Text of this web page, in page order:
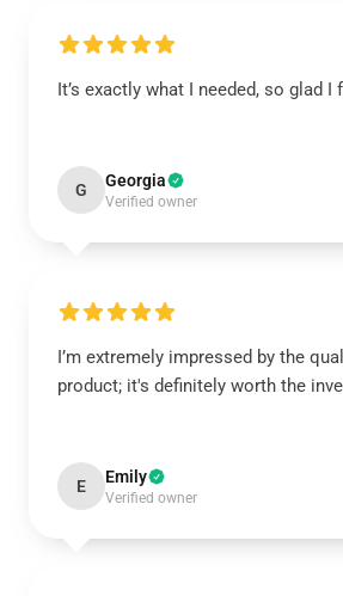
It’s exactly what I needed, so glad I
G Georgia
Verified owner
I’m extremely impressed by the
product; it's definitely worth the
E Emily
Verified owner